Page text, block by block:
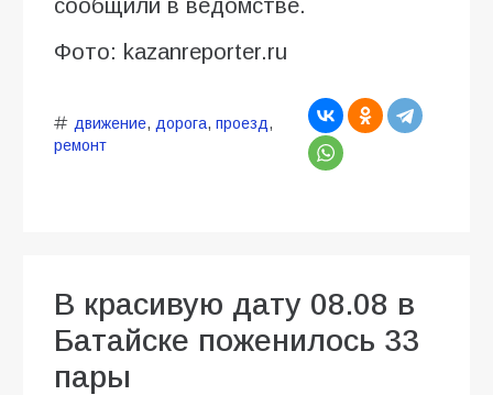
сообщили в ведомстве.
Фото: kazanreporter.ru
движение, дорога, проезд,
ремонт
В красивую дату 08.08 в
Батайске поженилось 33
пары